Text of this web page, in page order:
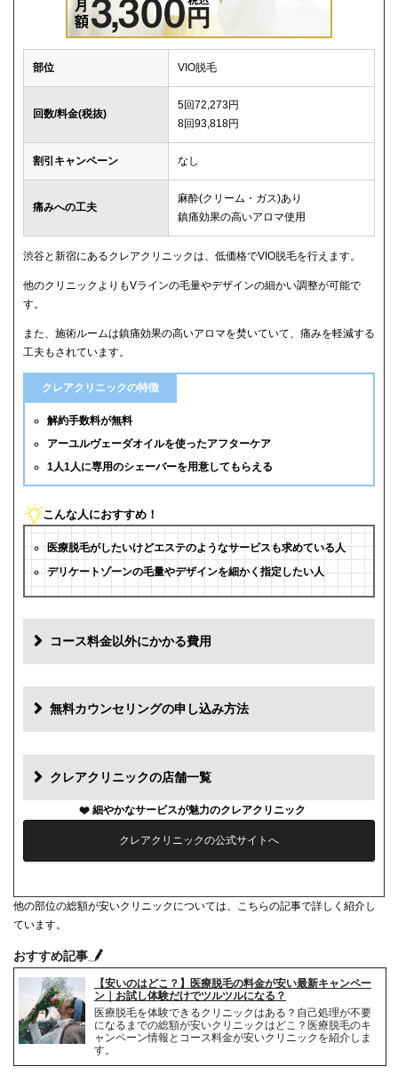
部位 VIO脱毛
回数/料金(税抜)
5回72,273円
8回93,818円
割引キャンペーン なし
痛みへの工夫
麻酔(クリーム・ガス)あり
鎮痛効果の高いアロマ使用
渋谷と新宿にあるクレアクリニックは、低価格でVIO脱毛を行えます。
他のクリニックよりもVラインの毛量やデザインの細かい調整が可能で
す。
また、施術ルームは鎮痛効果の高いアロマを焚いていて、痛みを軽減する
工夫もされています。
クレアクリニックの特徴
解約手数料が無料
アーユルヴェーダオイルを使ったアフターケア
1人1人に専用のシェーバーを用意してもらえる
こんな人におすすめ！
医療脱毛がしたいけどエステのようなサービスも求めている人
デリケートゾーンの毛量やデザインを細かく指定したい人
コース料金以外にかかる費用
初診料 0円
再診料 0円
カウンセリング代 0円
0円
麻酔代
キャンセル料
解約事務手数料 無料
無料カウンセリングの申し込み方法
クレアクリニックの店舗一覧
細やかなサービスが魅力のクレアクリニック
クレアクリニックの公式サイトへ
他の部位の総額が安いクリニックについては、こちらの記事で詳しく紹介し
ています。
おすすめ記事
【安いのはどこ？】医療脱毛の料金が安い最新キャンペー
ン｜お試し体験だけでツルツルになる？
医療脱毛を体験できるクリニックはある？自己処理が不要
になるまでの総額が安いクリニックはどこ？医療脱毛のキ
ャンペーン情報とコース料金が安いクリニックを紹介しま
す。